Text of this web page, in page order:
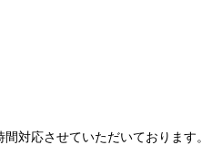
対応させていただいております。